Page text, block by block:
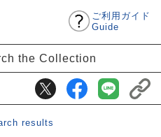
ご利用ガイド
Guide
the Collection
results